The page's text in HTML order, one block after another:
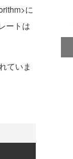
に
ートは
ていま